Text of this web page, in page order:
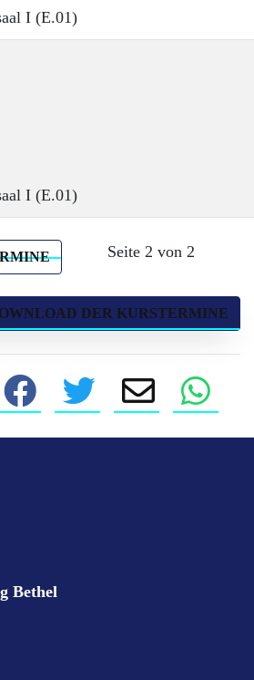
I (E.01)
I (E.01)
Seite 2 von 2
DER KURSTERMINE
Bethel